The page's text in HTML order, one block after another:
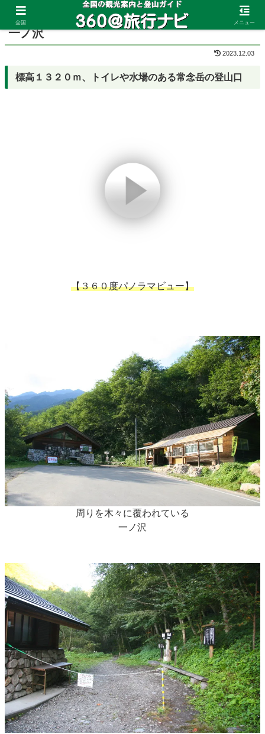
ホーム 長野県 常念岳
一ノ沢
2023.12.03
標高１３２０ｍ、トイレや水場のある常念岳の登山口
【３６０度パノラマビュー】
周りを木々に覆われている
一ノ沢
全国 メニュー